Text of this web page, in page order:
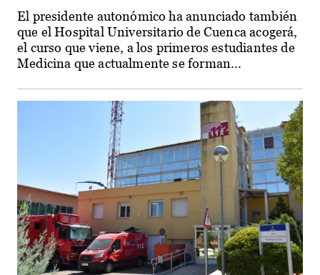
El presidente autonómico ha anunciado también
que el Hospital Universitario de Cuenca acogerá,
el curso que viene, a los primeros estudiantes de
Medicina que actualmente se forman...